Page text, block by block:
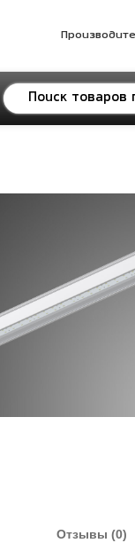
Отзывы (0)